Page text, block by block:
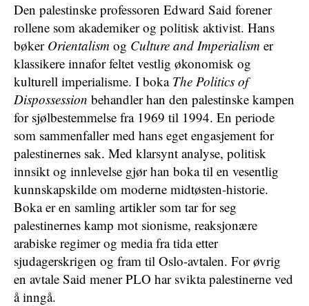
Den palestinske professoren Edward Said forener
rollene som akademiker og politisk aktivist. Hans
bøker Orientalism og Culture and Imperialism er
klassikere innafor feltet vestlig økonomisk og
kulturell imperialisme. I boka The Politics of
Dispossession behandler han den palestinske kampen
for sjølbestemmelse fra 1969 til 1994. En periode
som sammenfaller med hans eget engasjement for
palestinernes sak. Med klarsynt analyse, politisk
innsikt og innlevelse gjør han boka til en vesentlig
kunnskapskilde om moderne midtøsten-historie.
Boka er en samling artikler som tar for seg
palestinernes kamp mot sionisme, reaksjonære
arabiske regimer og media fra tida etter
sjudagerskrigen og fram til Oslo-avtalen. For øvrig
en avtale Said mener PLO har svikta palestinerne ved
å inngå.